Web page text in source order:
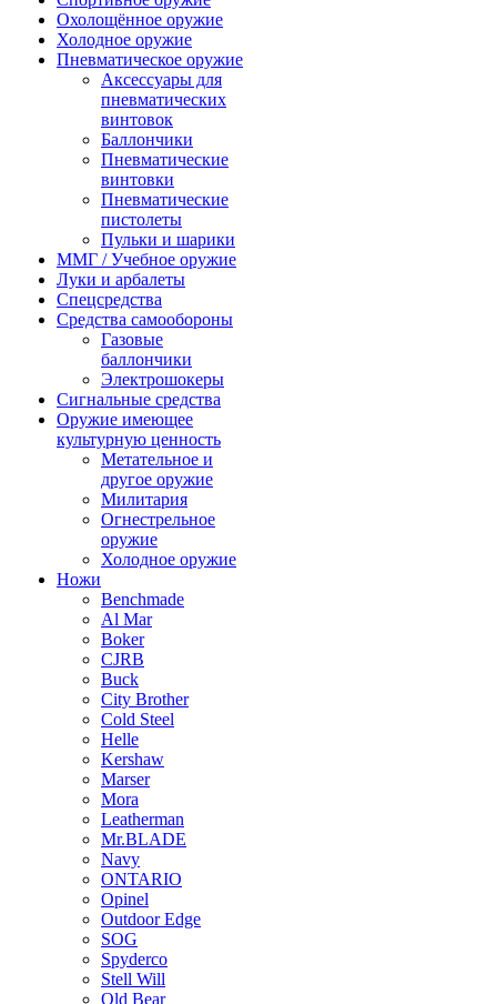
Охолощённое оружие
Холодное оружие
Пневматическое оружие
Аксессуары для
пневматических
винтовок
Баллончики
Пневматические
винтовки
Пневматические
пистолеты
Пульки и шарики
ММГ / Учебное оружие
Луки и арбалеты
Спецсредства
Средства самообороны
Газовые
баллончики
Электрошокеры
Сигнальные средства
Оружие имеющее
культурную ценность
Метательное и
другое оружие
Милитария
Огнестрельное
оружие
Холодное оружие
Ножи
Benchmade
Al Mar
Boker
CJRB
Buck
City Brother
Cold Steel
Helle
Kershaw
Marser
Mora
Leatherman
Mr.BLADE
Navy
ONTARIO
Opinel
Outdoor Edge
SOG
Spyderco
Stell Will
Old Bear